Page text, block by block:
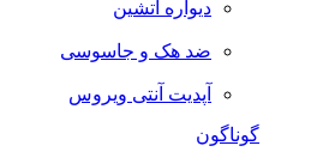
دیواره آتشین
ضد هک و جاسوسی
آپدیت آنتی ویروس
گوناگون